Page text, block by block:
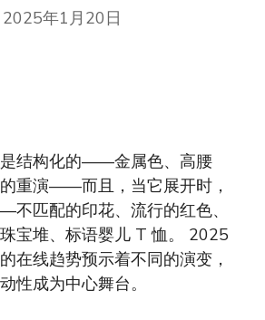
2025年1月20日
结构化的——金属色、高腰
重演——而且，当它展开时，
匹配的印花、流行的红色、
宝堆、标语婴儿 T 恤。 2025
在线趋势预示着不同的演变，
性成为中心舞台。